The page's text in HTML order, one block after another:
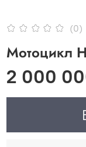
(0)
Мотоцикл
2 000